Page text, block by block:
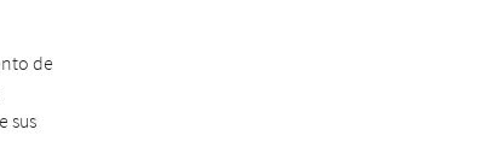
de
sus